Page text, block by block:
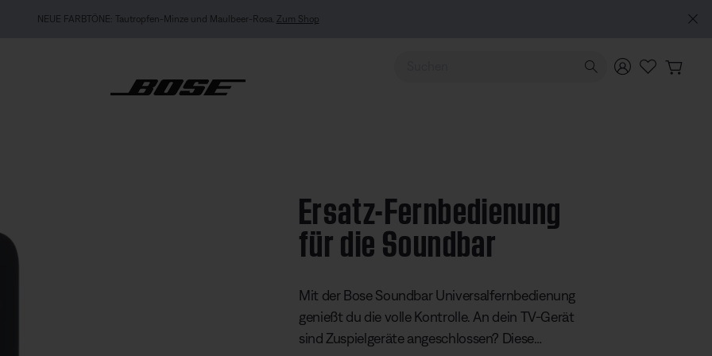
EXKLUSIV FÜR „MEIN BOSE“: Neu: QuietComfort Kopfhörer (2. Gen.).Vorbestellen
Verwende die Pfeiltasten nach oben und unten, um
Ersatz-Fernbedienung
für die Soundbar
Mit der Bose Soundbar Universalfernbedienung
genießt du die volle Kontrolle. An dein TV-Gerät
sind Zuspielgeräte angeschlossen? Diese